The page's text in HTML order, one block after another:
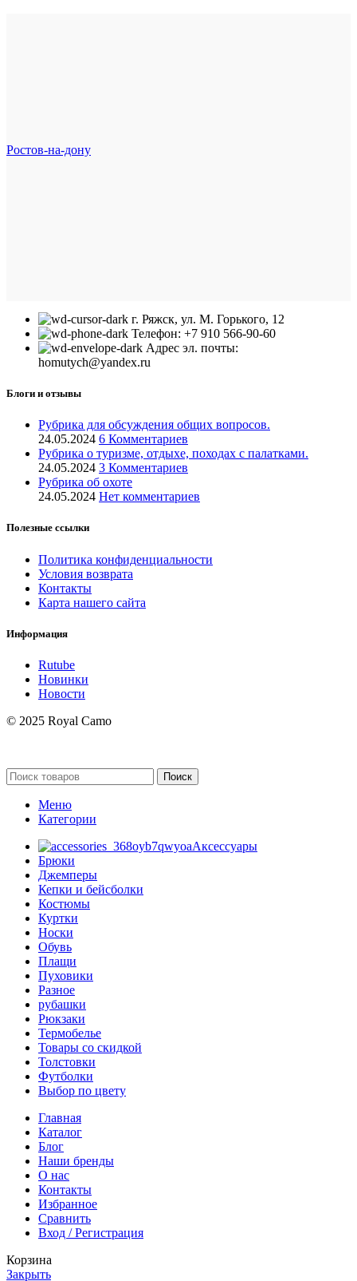
Ростов-на-дону
г. Ряжск, ул. М. Горького, 12
Телефон: +7 910 566-90-60
Адрес эл. почты:
homutych@yandex.ru
Блоги и отзывы
Рубрика для обсуждения общих вопросов.
24.05.2024 6 Комментариев
Рубрика о туризме, отдыхе, походах с палатками.
24.05.2024 3 Комментариев
Рубрика об охоте
24.05.2024 Нет комментариев
Полезные ссылки
Политика конфиденциальности
Условия возврата
Контакты
Карта нашего сайта
Информация
Rutube
Новинки
Новости
© 2025 Royal Camo
Поиск
Меню
Категории
Аксессуары
Брюки
Джемперы
Кепки и бейсболки
Костюмы
Куртки
Носки
Обувь
Плащи
Пуховики
Разное
рубашки
Рюкзаки
Термобелье
Товары со скидкой
Толстовки
Футболки
Выбор по цвету
Главная
Каталог
Блог
Наши бренды
О нас
Контакты
Избранное
Сравнить
Вход / Регистрация
Корзина
Закрыть